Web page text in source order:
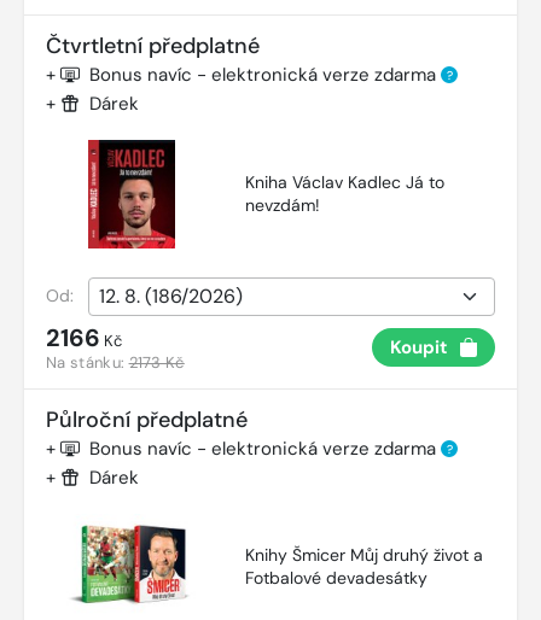
Čtvrtletní předplatné
+ Bonus navíc - elektronická verze zdarma ?
+ Dárek
Kniha Václav Kadlec Já to
nevzdám!
Od:
2166 Kč
Na stánku:2173 Kč
Koupit
Půlroční předplatné
+ Bonus navíc - elektronická verze zdarma ?
+ Dárek
Knihy Šmicer Můj druhý život a
Fotbalové devadesátky